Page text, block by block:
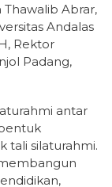
Thawalib Abrar,
Andalas
Rektor
Padang,
antar
tali silaturahmi.